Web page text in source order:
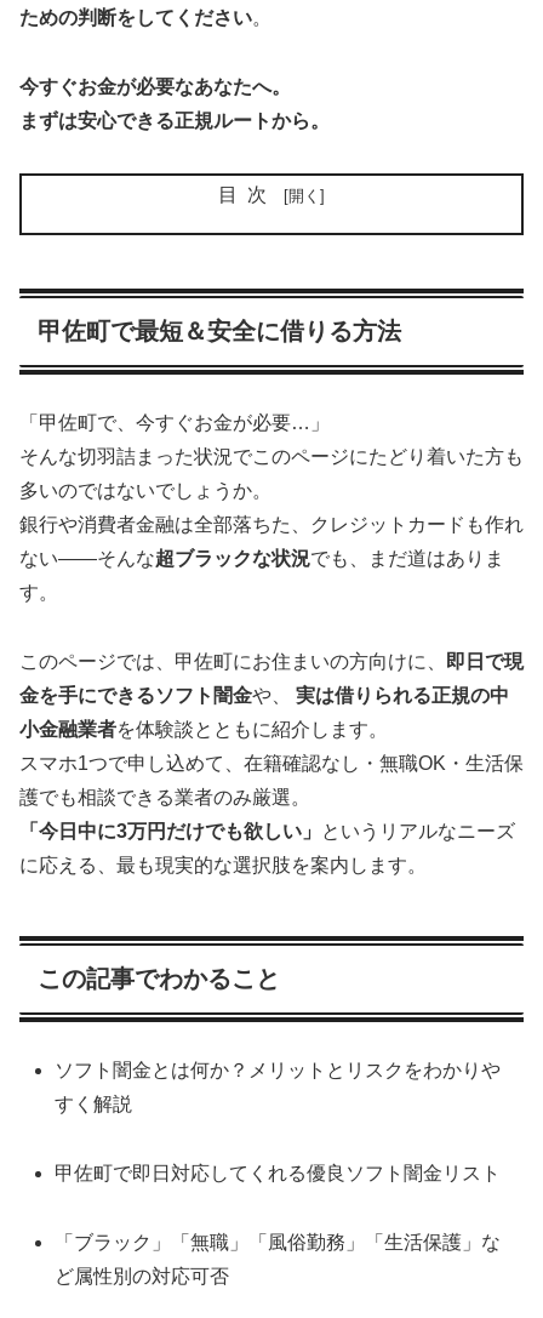
ための判断をしてください。
今すぐお金が必要なあなたへ。
まずは安心できる正規ルートから。
目次
甲佐町で最短＆安全に借りる方法
「甲佐町で、今すぐお金が必要…」
そんな切羽詰まった状況でこのページにたどり着いた方も
多いのではないでしょうか。
銀行や消費者金融は全部落ちた、クレジットカードも作れ
ない――そんな超ブラックな状況でも、まだ道はありま
す。
このページでは、甲佐町にお住まいの方向けに、
即日で現
金を手にできるソフト闇金や、 実は借りられる正規の中
小金融業者を体験談とともに紹介します。
スマホ1つで申し込めて、在籍確認なし・無職OK・生活保
護でも相談できる業者のみ厳選。
「今日中に3万円だけでも欲しい」
というリアルなニーズ
に応える、最も現実的な選択肢を案内します。
この記事でわかること
ソフト闇金とは何か？メリットとリスクをわかりや
すく解説
甲佐町で即日対応してくれる優良ソフト闇金リスト
「ブラック」「無職」「風俗勤務」「生活保護」な
ど属性別の対応可否